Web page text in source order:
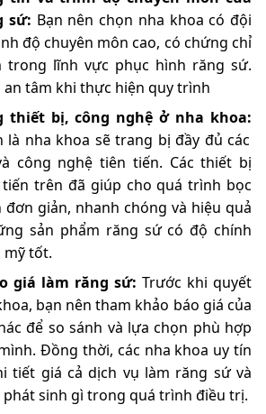
sứ: Bạn nên chọn nha khoa có đội
độ chuyên môn cao, có chứng chỉ
trong lĩnh vực phục hình răng sứ.
an tâm khi thực hiện quy trình
thiết bị, công nghệ ở nha khoa:
là nha khoa sẽ trang bị đầy đủ các
công nghệ tiên tiến. Các thiết bị
trên đã giúp cho quá trình bọc
giản, nhanh chóng và hiệu quả
sản phẩm răng sứ có độ chính
mỹ tốt.
giá làm răng sứ: Trước khi quyết
bạn nên tham khảo báo giá của
để so sánh và lựa chọn phù hợp
Đồng thời, các nha khoa uy tín
tiết giá cả dịch vụ làm răng sứ và
sinh gì trong quá trình điều trị.